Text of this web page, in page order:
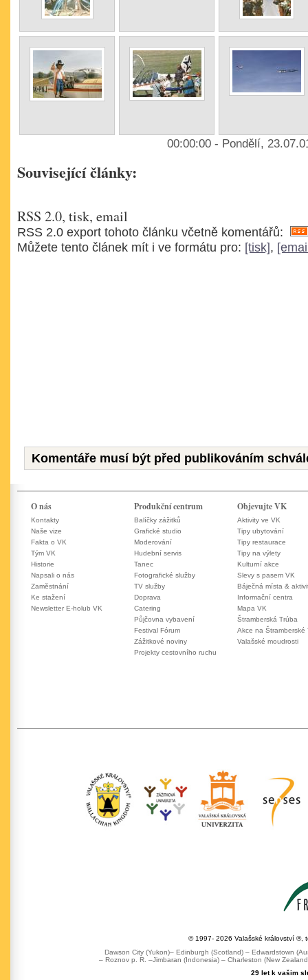
00:00:00 - Pondělí,
Související články:
RSS 2.0, tisk, email
RSS 2.0 export tohoto článku včetně komentářů:
Můžete tento článek mít i ve formátu pro: [tisk],
Komentáře musí být před publikováním
O nás
Kontakty
Naše vize
Fakta o VK
Tým VK
Historie
Napsali o nás
Zaměstnání
Ke stažení
Newsletter E-holub VK
Produkční centrum
Balíčky zážitků
Grafické studio
Moderování
Hudební servis
Tanec
Fotografické služby
TV služby
Doprava
Catering
Půjčovna vybavení
Festival Fórum
Zážitkové noviny
Projekty cestovního ruchu
Objevujte VK
Aktivity ve VK
Tipy ubytování
Tipy restaurace
Tipy na výlety
Kulturní akce
Slevy s pasem VK
Báječná místa &
Informační centra
Mapa VK
Štramberská Trúba
Akce na Štramberské
Valašské moudrosti
© 1997- 2026 Valašské království ®,
Dawson City (Yukon)– Edinburgh (Scotland) – Edwardstown
– Roznov p. R. –Jimbaran (Indonesia) – Charleston (New
29 let k vašim